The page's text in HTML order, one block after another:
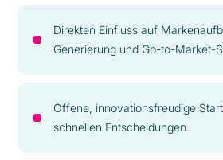
Direkten Einfluss auf
Generierung und Go-to-Market-
Offene, innovationsfreudige
schnellen Entscheidungen.